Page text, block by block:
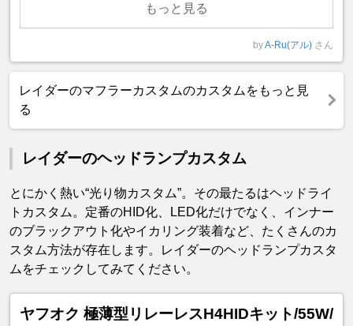
もっと見る
byA-Ru(アル) さん
レイダーのマフラーカスタムのカスタムをもっと見
る
レイダーのヘッドランプカスタム
とにかく熱い“光り物カスタム”。その最たるはヘッドライ
トカスタム。定番のHID化、LED化だけでなく、インナー
のブラックアウト化やイカリング装着など、たくさんのカ
スタム方法が存在します。レイダーのヘッドランプカスタ
ムをチェックしてみてください。
ヤフオク 極薄型リレーレスH4HIDキット/55W/